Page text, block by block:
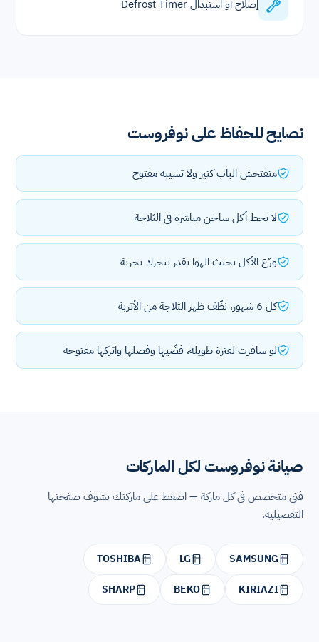
إصلاح أو استبدال Defrost Timer
نصايح للحفاظ على نوفروست
متفتحش الباب كتير ولا تسيبه مفتوح
لا تحط أكل ساخن مباشرة في الثلاجة
وزّع الأكل بحيث الهوا يقدر يتحرك بحرية
كل 6 شهور، نظّف ظهر الثلاجة من الأتربة
لو سافرت لفترة طويلة، فضّيها وفصلها واتركها مفتوحة
صيانة نوفروست لكل الماركات
فني متخصص في كل ماركة — اضغط على ماركتك تشوف صفحتها
التفصيلية.
SAMSUNG
LG
TOSHIBA
KIRIAZI
BEKO
SHARP